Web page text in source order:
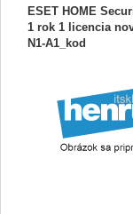
ESET HOME
1 rok 1 licencia
N1-A1_kod